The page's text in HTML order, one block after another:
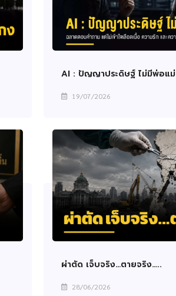
AI : ปัญญาประดิษฐ์ ไม่มีพ่อแม่
19/07/2026
ผ่าตัด เจ็บจริง…ตายจริง…..
28/06/2026